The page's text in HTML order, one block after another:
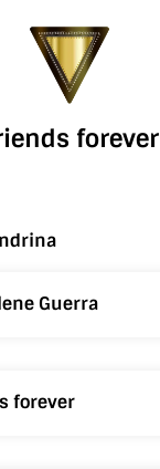
forever
Guerra
forever